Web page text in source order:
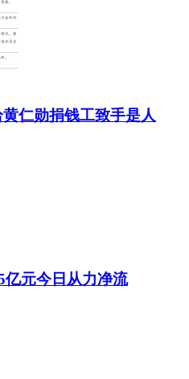
仁勋捐钱工致手是人
亿元今日从力净流